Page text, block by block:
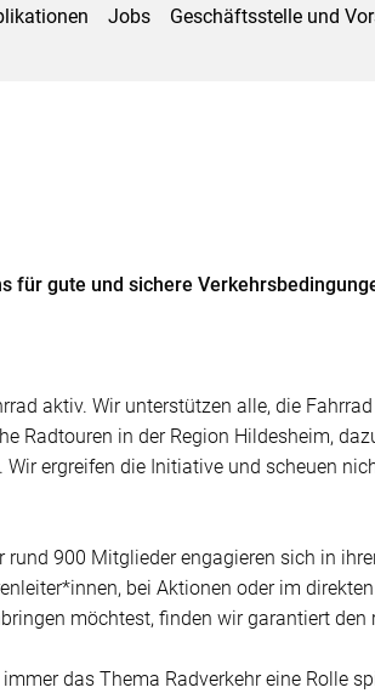
Jobs
Geschäftsstelle und
für gute und sichere
aktiv. Wir unterstützen alle, die
in der Region Hildesheim,
ergreifen die Initiative und scheuen
900 Mitglieder engagieren sich in
bei Aktionen oder im
möchtest, finden wir garantiert
das Thema Radverkehr eine Rolle